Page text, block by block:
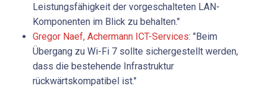
Leistungsfähigkeit der vorgeschalteten LAN-
Komponenten im Blick zu behalten."
Gregor Naef, Achermann ICT-Services: "Beim
Übergang zu Wi-Fi 7 sollte sichergestellt werden,
dass die bestehende Infrastruktur
rückwärtskompatibel ist."